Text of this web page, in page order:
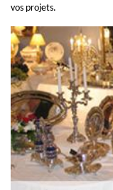
vos projets.